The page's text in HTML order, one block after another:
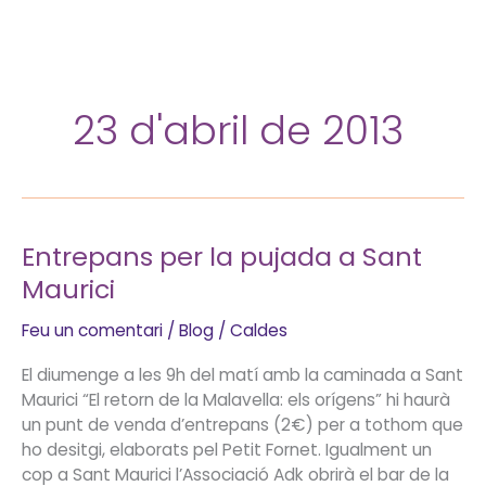
23 d'abril de 2013
Entrepans per la pujada a Sant
Maurici
Feu un comentari /Blog /Caldes
El diumenge a les 9h del matí amb la caminada a Sant
Maurici “El retorn de la Malavella: els orígens” hi haurà
un punt de venda d’entrepans (2€) per a tothom que
ho desitgi, elaborats pel Petit Fornet. Igualment un
cop a Sant Maurici l’Associació Adk obrirà el bar de la
Entrepans
per
la
pujada
Sant
Maurici